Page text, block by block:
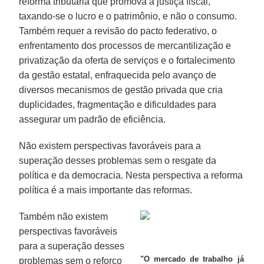
taxando-se o lucro e o patrimônio, e não o consumo.
Também requer a revisão do pacto federativo, o
enfrentamento dos processos de mercantilização e
privatização da oferta de serviços e o fortalecimento
da gestão estatal, enfraquecida pelo avanço de
diversos mecanismos de gestão privada que cria
duplicidades, fragmentação e dificuldades para
assegurar um padrão de eficiência.
Não existem perspectivas favoráveis para a
superação desses problemas sem o resgate da
política e da democracia. Nesta perspectiva a reforma
política é a mais importante das reformas.
"O mercado de trabalho já
Também não existem
perspectivas favoráveis
para a superação desses
problemas sem o reforço